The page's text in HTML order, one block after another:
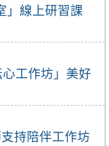
」線上研習課
工作坊」美好
持陪伴工作坊